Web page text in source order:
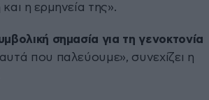
η ερμηνεία της».
σημασία για τη γενοκτονία
που παλεύουμε», συνεχίζει η